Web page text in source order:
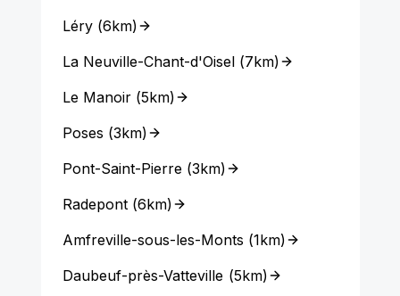
Léry(6km)
La Neuville-Chant-d'Oisel(7km)
Le Manoir(5km)
Poses (3km)
Pont-Saint-Pierre(3km)
Radepont(6km)
Amfreville-sous-les-Monts (1km)
Daubeuf-près-Vatteville (5km)